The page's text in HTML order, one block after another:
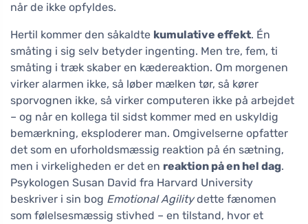
når de ikke opfyldes.
Hertil kommer den såkaldte kumulative effekt. Én
småting i sig selv betyder ingenting. Men tre, fem, ti
småting i træk skaber en kædereaktion. Om morgenen
virker alarmen ikke, så løber mælken tør, så kører
sporvognen ikke, så virker computeren ikke på arbejdet
– og når en kollega til sidst kommer med en uskyldig
bemærkning, eksploderer man. Omgivelserne opfatter
det som en uforholdsmæssig reaktion på én sætning,
men i virkeligheden er det en reaktion på en hel dag.
Psykologen Susan David fra Harvard University
beskriver i sin bog Emotional Agilitydette fænomen
som følelsesmæssig stivhed – en tilstand, hvor et